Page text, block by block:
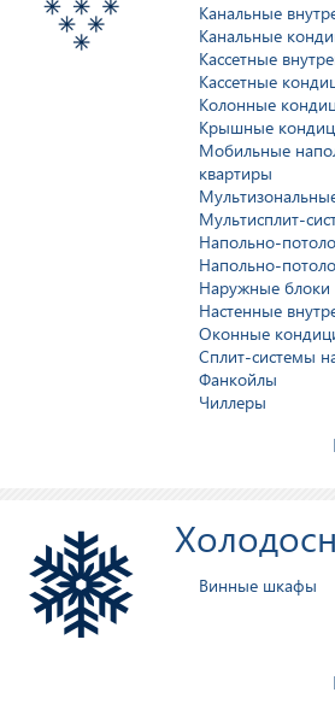
Канальные
Канальные
Кассетные
Кассетные
Колонные
Крышные
Мобильные
квартиры
Мультисплит-
Напольно-
Напольно-
Наружные блоки
Настенные
Оконные
Сплит-системы
Фанкойлы
Чиллеры
Винные шкафы